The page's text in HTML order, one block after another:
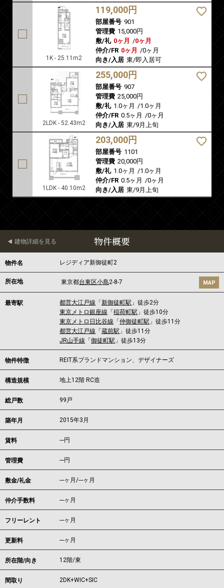
1K - 25.11m2
119,000円
部屋番号 901
管理費 15,000円
敷/礼 0ヶ月 /0ヶ月
仲介/FR 0ヶ月 /0ヶ月
向き/入居 東/即入居可
2LDK - 52.43m2
255,000円
部屋番号 907
管理費 25,000円
敷/礼 1.0ヶ月 /1.0ヶ月
仲介/FR 0.5ヶ月 /0ヶ月
向き/入居 東/9月上旬
1LDK - 40.10m2
203,000円
部屋番号 1101
管理費 20,000円
敷/礼 1.0ヶ月 /1.0ヶ月
仲介/FR 0.5ヶ月 /0ヶ月
向き/入居 東/9月上旬
物件概要
建物詳細を見る
物件名 レジディア新御徒町2
所在地 東京都台東区小島2-8-7 MAP
最寄駅 都営大江戸線 「新御徒町駅 」徒歩2分
東京メトロ銀座線 「稲荷町駅 」徒歩10分
東京メトロ日比谷線 「仲御徒町駅 」徒歩11分
都営大江戸線 「蔵前駅 」徒歩11分
JR山手線 「御徒町駅 」徒歩13分
物件特徴 REIT系ブランドマンション、デザイナーズ
構造規模 地上12階 RC造
総戸数 99戸
築年月 2015年3月
賃料 ---円
管理費 ---円
敷金/礼金 ---ヶ月/---ヶ月
仲介手数料 ---ヶ月
フリーレント ---ヶ月
更新料 ---ヶ月
所在階/向き 12階/東
間取り 2DK+WIC+SIC